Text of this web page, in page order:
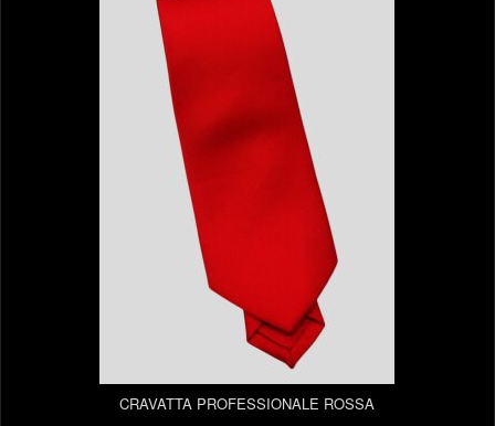
CRAVATTA PROFESSIONALE ROSSA